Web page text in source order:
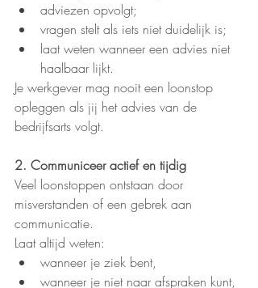
adviezen opvolgt;
vragen stelt als iets niet duidelijk is;
laat weten wanneer een advies niet
haalbaar lijkt.
Je werkgever mag nooit een loonstop
opleggen als jij het advies van de
bedrijfsarts volgt.
2. Communiceer actief en tijdig
Veel loonstoppen ontstaan door
misverstanden of een gebrek aan
communicatie.
Laat altijd weten:
wanneer je ziek bent,
wanneer je niet naar afspraken kunt,